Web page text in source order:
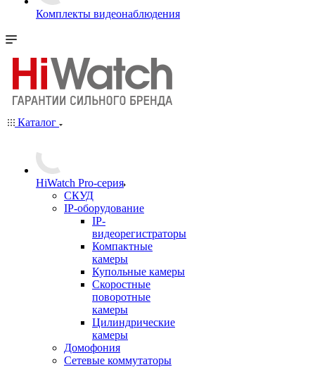
Комплекты видеонаблюдения
Каталог
HiWatch Pro-серия
CКУД
IP-оборудование
IP-
видеорегистраторы
Компактные
камеры
Купольные камеры
Скоростные
поворотные
камеры
Цилиндрические
камеры
Домофония
Сетевые коммутаторы